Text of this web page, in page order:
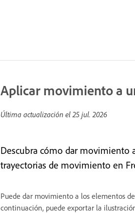
Aplicar movimiento a
Última actualización el25 jul. 2026
Descubra cómo dar movimiento
trayectorias de movimiento en
Puede dar movimiento a los elementos
continuación, puede exportar la